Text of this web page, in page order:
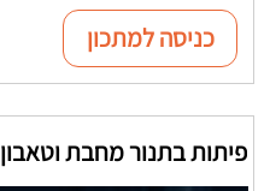
כניסה למתכון
פיתות בתנור מחבת וטאבון